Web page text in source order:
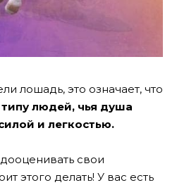
лошадь, это означает, что
типу людей, чья душа
и легкостью.
свои
этого делать! У вас есть